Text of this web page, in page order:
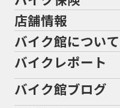
メーカーから探す
色から探す
スタイルから探す
排気量から探す
バイク館買取の強み
バイクを高く売るコツ
バイク買取の流れ
全国展開の強み
メンテナンス トップ
バイク点検
バイク車検
Bikeep
バイク保険 トップ
自賠責保険
任意保険
バイク保険無料見積り（
店舗情報
店舗情報 トップ
北海道
宮城
バイク館について
バイク館について トッ
バイク館が選ばれる理由
バイクレポート
バイク館ブログ